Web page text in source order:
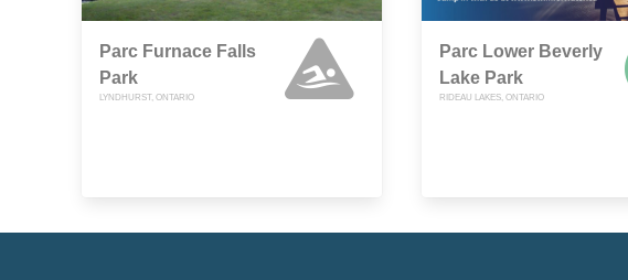
Parc Furnace Falls
Park
LYNDHURST, ONTARIO
Parc Lower Beverly
Lake Park
RIDEAU LAKES, ONTARIO